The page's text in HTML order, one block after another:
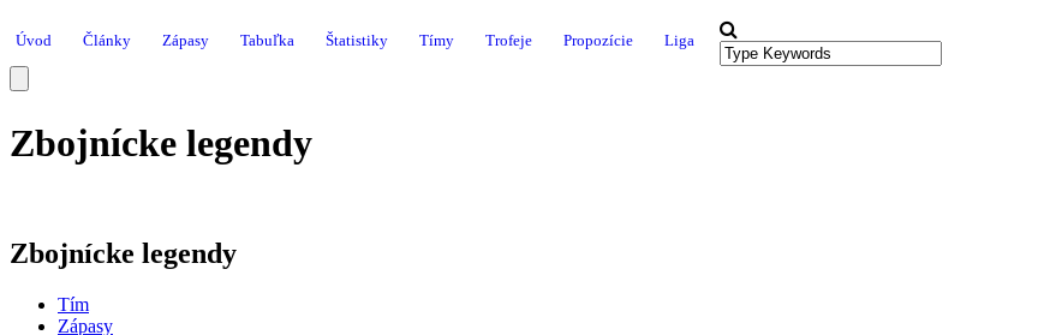
Úvod Články Zápasy Tabuľka Štatistiky Tímy Trofeje Propozície Liga
Zbojnícke legendy
Zbojnícke legendy
Tím
Zápasy